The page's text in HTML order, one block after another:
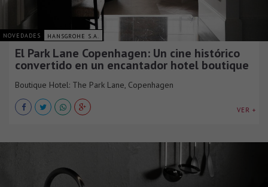
NOVEDADES HANSGROHE S.A.
El Park Lane Copenhagen: Un cine histórico
convertido en un encantador hotel boutique
Boutique Hotel: The Park Lane, Copenhagen
VER +